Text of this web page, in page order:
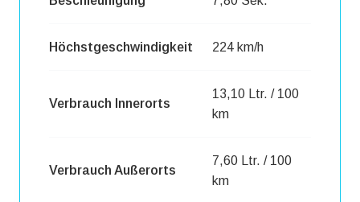
Höchstgeschwindigkeit 224 km/h
Verbrauch Innerorts
13,10 Ltr. / 100
km
Verbrauch Außerorts
7,60 Ltr. / 100
km